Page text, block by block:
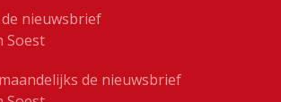
nieuwsbrief
Soest
de nieuwsbrief